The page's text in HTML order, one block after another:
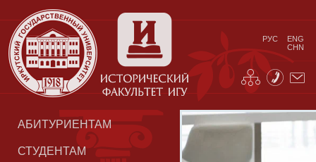
РУС
ENG
CHN
АБИТУРИЕНТАМ
СТУДЕНТАМ